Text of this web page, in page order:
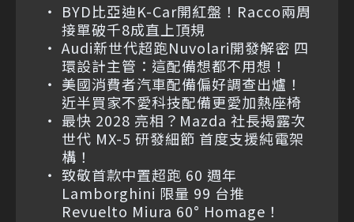
BYD比亞迪K-Car開紅盤！Racco兩周
接單破千8成直上頂規
Audi新世代超跑Nuvolari開發解密 四
環設計主管：這配備想都不用想！
美國消費者汽車配備偏好調查出爐！
近半買家不愛科技配備更愛加熱座椅
最快 2028 亮相？Mazda 社長揭露次
世代 MX-5 研發細節 首度支援純電架
構！
致敬首款中置超跑 60 週年
Lamborghini 限量 99 台推
Revuelto Miura 60° Homage！